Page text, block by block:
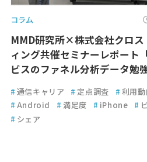
コラム
MMD研究所×株式会社クロス
ィング共催セミナーレポート
ビスのファネル分析データ勉強
# 通信キャリア # 定点調査 # 利用動
# Android # 満足度 # iPhone #
# シェア